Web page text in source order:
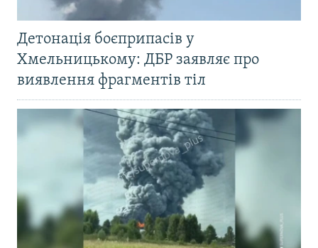
Детонація боєприпасів у
Хмельницькому: ДБР заявляє про
виявлення фрагментів тіл